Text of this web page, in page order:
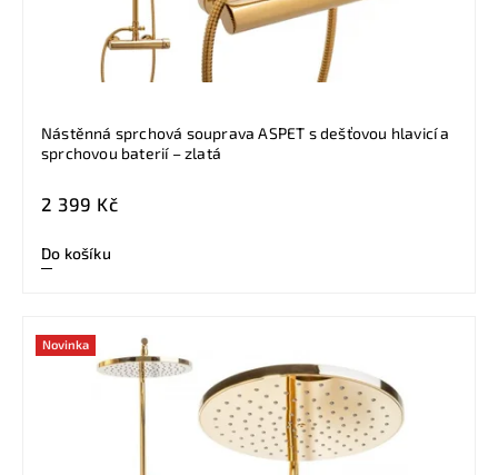
Nástěnná sprchová souprava ASPET s dešťovou hlavicí a
sprchovou baterií – zlatá
2 399 Kč
Do košíku
Novinka